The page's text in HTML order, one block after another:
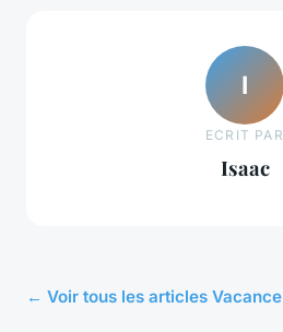
I
ECRIT PAR
Isaac
← Voir tous les articles Vacance